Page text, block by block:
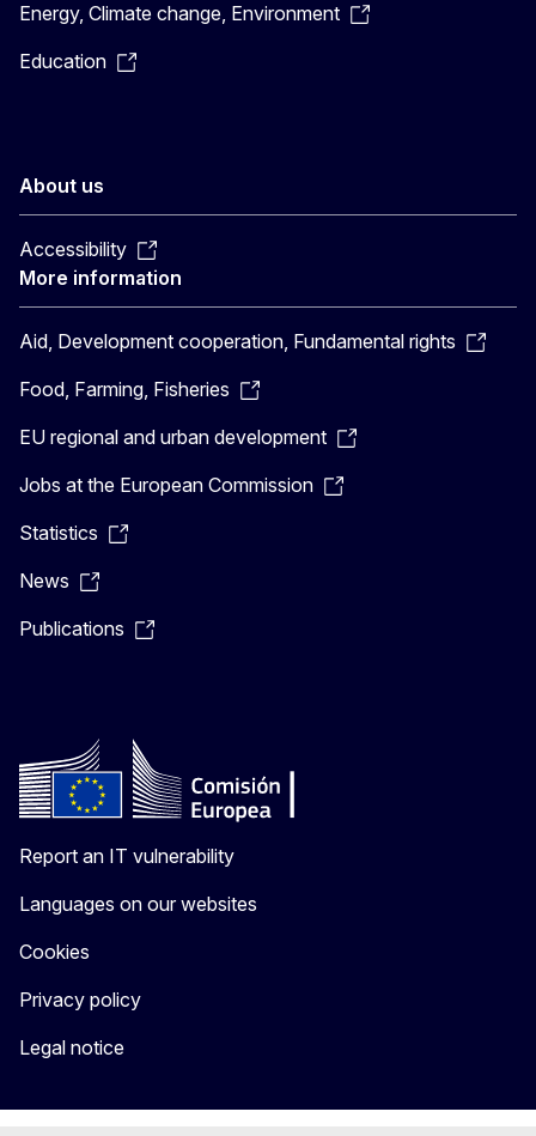
Energy, Climate change, Environment
Education
About us
Accessibility
More information
Aid, Development cooperation, Fundamental rights
Food, Farming, Fisheries
EU regional and urban development
Jobs at the European Commission
Statistics
News
Publications
Report an IT vulnerability
Languages on our websites
Cookies
Privacy policy
Legal notice